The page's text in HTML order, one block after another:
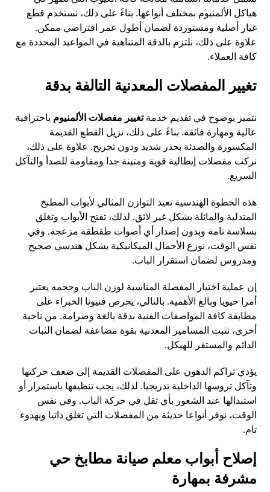
هياكل الألمنيوم بمختلف أنواعها. بناءً على ذلك، نستخدم قطع
غيار أصلية ومستوردة لضمان أطول عمر افتراضي ممكن.
علاوة على ذلك، نلتزم بالدقة المتناهية في المواعيد المحددة مع
كافة العملاء.
تغيير المفصلات المعدنية التالفة بدقة
نتميز بوضوح في تقديم خدمةتغيير مفصلات الألمنيوم باحترافية
عالية ومهارة فائقة. بناءً على ذلك، نزيل القطع القديمة
المكسورة والصدئة بحذر شديد ودون تجريح. علاوة على ذلك،
نركب مفصلات إيطالية قوية ومتينة جدا ومقاومة للصدأ والتآكل
السريع.
هذه الخطوة الهندسية تعيد التوازن المثالي لأبواب المطبخ
المتدلية والمائلة بشكل غير لائق. لذلك، تفتح الأبواب وتغلق
بسلاسة تامة وبدون إصدار أي أصوات طقطقة مزعجة. وفي
نفس الوقت، نوزع الأحمال الميكانيكية بشكل هندسي صحيح
ومدروس لضمان استقرار الباب.
إن عملية اختيار المفصلة المناسبة لوزن الباب وحجمه يعتبر
أمرا حيويا وبالغ الأهمية. بالتالي، يحرص فنيونا الخبراء على
مطابقة كافة المواصفات الفنية بدقة بالغة وصرامة. من ناحية
أخرى، نثبت المسامير المعدنية بقوة مضاعفة لضمان الثبات
الدائم والمستقر للهيكل.
يؤدي تراكم الدهون على المفصلات القديمة إلى ضعف حركتها
وتآكل تروسها الداخلية تدريجيا. لذلك، يجب تنظيفها باستمرار أو
استبدالها عند الشعور بأي ثقل في حركة الباب. وفي نفس
الوقت، نوفر أنواعا حديثة من المفصلات التي تغلق ذاتيا وبهدوء
تام.
إصلاح أبواب معلم صيانة مطابخ حي
مشرفة بمهارة